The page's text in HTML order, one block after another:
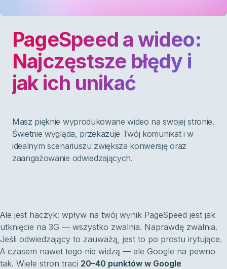
PageSpeed a wideo:
Najczęstsze błędy i
jak ich unikać
Masz pięknie wyprodukowane wideo na swojej stronie.
Świetnie wygląda, przekazuje Twój komunikat i w
idealnym scenariuszu zwiększa konwersję oraz
zaangażowanie odwiedzających.
Ale jest haczyk: wpływ na twój wynik PageSpeed jest jak
utknięcie na 3G — wszystko zwalnia. Naprawdę zwalnia.
Jeśli odwiedzający to zauważą, jest to po prostu irytujące.
A czasem nawet tego nie widzą — ale Google na pewno
tak. Wiele stron traci 20–40 punktów w Google